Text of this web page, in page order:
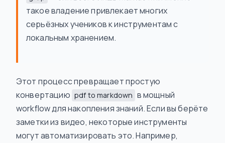
такое владение привлекает многих
серьёзных учеников к инструментам с
локальным хранением.
Этот процесс превращает простую
конвертацию pdf to markdown в мощный
workflow для накопления знаний. Если вы берёте
заметки из видео, некоторые инструменты
могут автоматизировать это. Например,